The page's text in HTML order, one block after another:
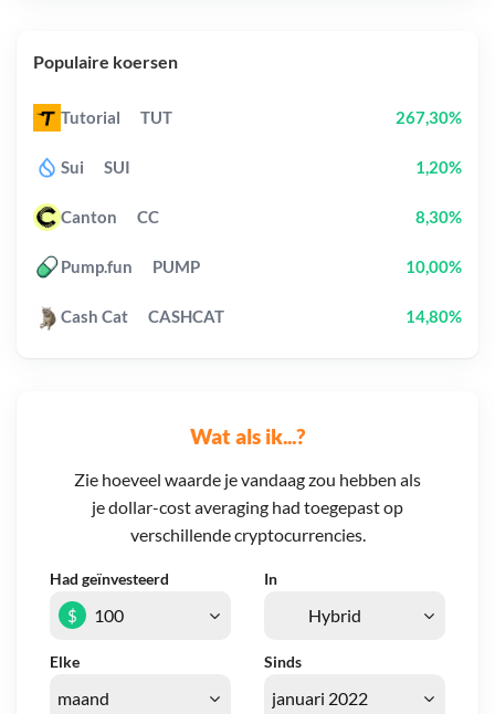
Wat als ik...?
Zie hoeveel waarde je vandaag zou hebben als
je dollar-cost averaging had toegepast op
verschillende cryptocurrencies.
Had geïnvesteerd In
Elke Sinds
$
Populaire koersen
Tutorial TUT 267,30%
Sui SUI 1,20%
Canton CC 8,30%
Pump.fun PUMP 10,00%
Cash Cat CASHCAT 14,80%